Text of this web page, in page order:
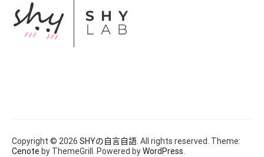
Copyright © 2026 SHYの自言自語 . All rights reserved. Theme:
Cenote by ThemeGrill. Powered byWordPress